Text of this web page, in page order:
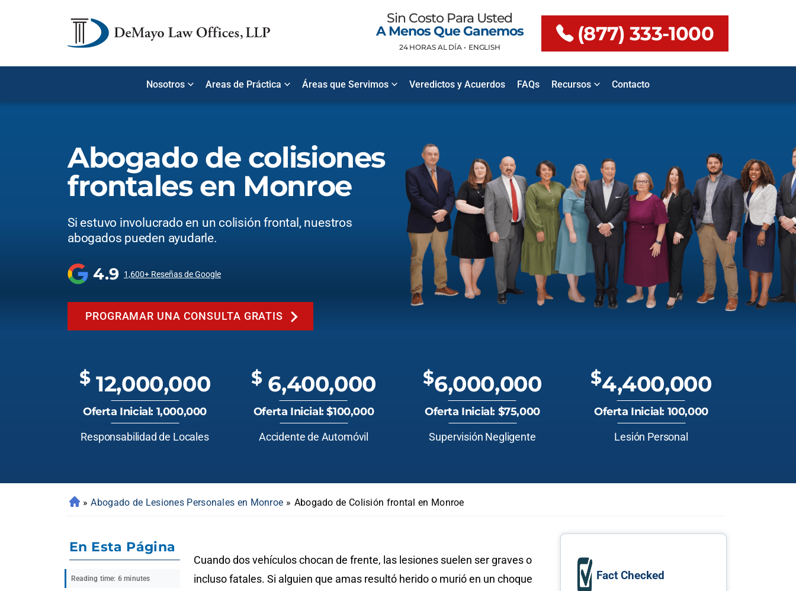
Sin Costo Para Usted
A Menos Que Ganemos
24 HORAS AL DÍA • ENGLISH
(877) 333-1000
Nosotros Areas de Práctica Áreas que Servimos Veredictos y Acuerdos FAQs Recursos Contacto
Abogado de colisiones
frontales en Monroe
Si estuvo involucrado en un colisión frontal, nuestros
abogados pueden ayudarle.
4.9 1,600+ Reseñas de Google
PROGRAMAR UNA CONSULTA GRATIS
$12,000,000
Oferta Inicial: 1,000,000
Responsabilidad de Locales
$6,400,000
Oferta Inicial: $100,000
Accidente de Automóvil
$6,000,000
Oferta Inicial: $75,000
Supervisión Negligente
$4,400,000
Oferta Inicial: 100,000
Lesión Personal
» Abogado de Lesiones Personales en Monroe » Abogado de Colisión frontal en Monroe
En Esta Página
Reading time: 6 minutes
Cuando dos vehículos chocan de frente, las lesiones suelen ser graves o
incluso fatales. Si alguien que amas resultó herido o murió en un choque
Fact Checked